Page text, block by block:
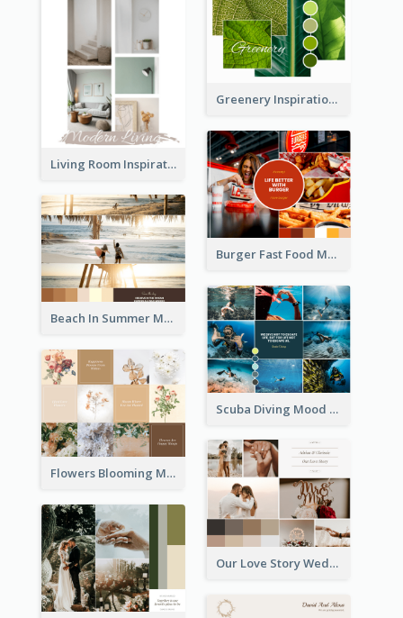
Living Room Inspiration Mood Board
Greenery Inspiration Mood Board
Burger Fast Food Mood Board
Beach In Summer Mood Board
Scuba Diving Mood Board
Flowers Blooming Mood Board
Our Love Story Wedding Mood Board